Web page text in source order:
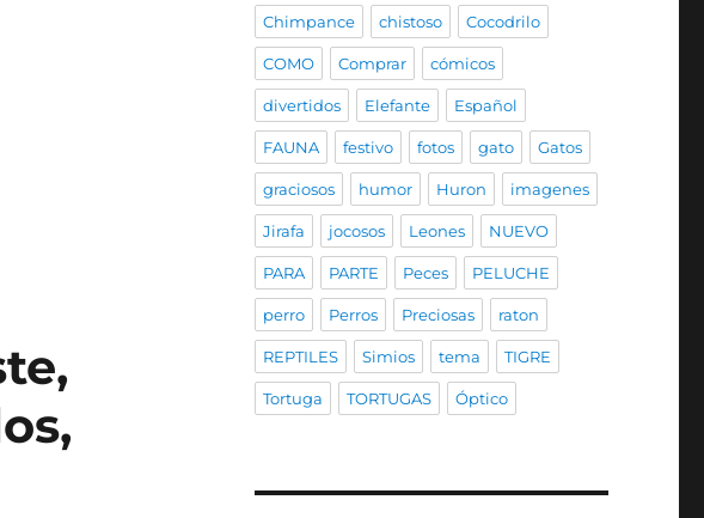
Chimpance chistoso Cocodrilo
COMO Comprar cómicos
divertidos Elefante Español
FAUNA festivo fotos gato Gatos
graciosos humor Huron imagenes
Jirafa jocosos Leones NUEVO
PARA PARTE Peces PELUCHE
perro Perros Preciosas raton
REPTILES Simios tema TIGRE
Tortuga TORTUGAS Óptico